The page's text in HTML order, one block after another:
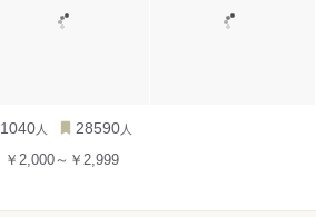
1040 人 28590 人
￥2,000～￥2,999